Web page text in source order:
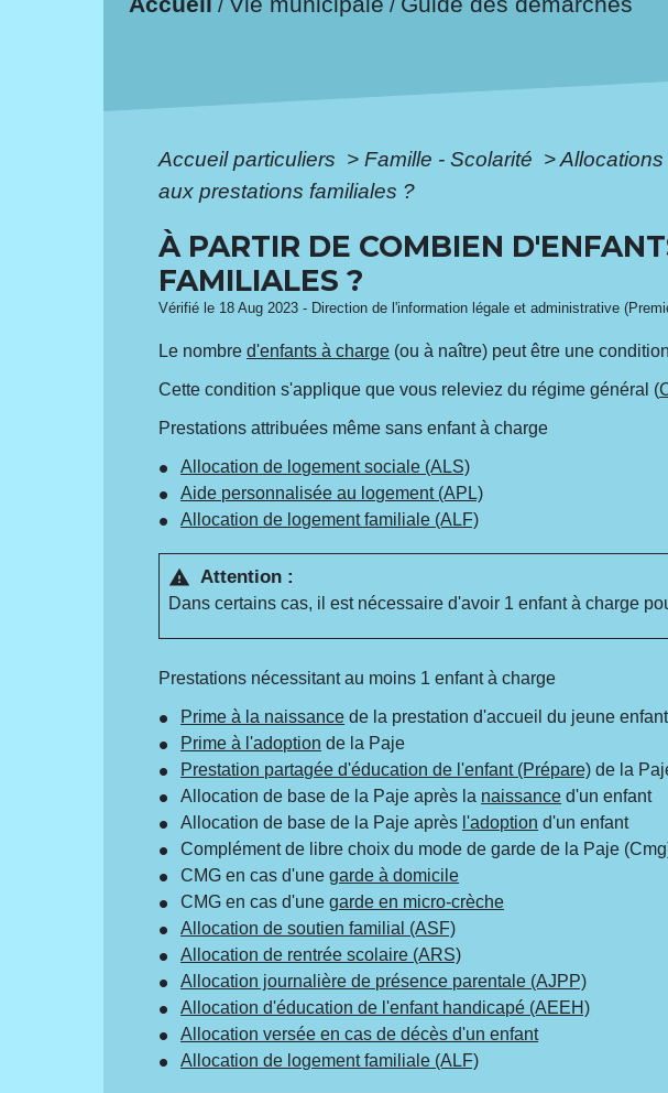
/ /
Accueil particuliers > Famille - Scolarité >
aux prestations familiales ?
À PARTIR DE COMBIEN
FAMILIALES ?
Vérifié le 18 Aug 2023 - Direction de l'information légale et administrative
Le nombred'enfants à charge (ou à naître) peut être une
Cette condition s'applique que vous releviez du régime général (
Prestations attribuées même sans enfant à charge
Allocation de logement sociale (ALS)
Aide personnalisée au logement (APL)
Allocation de logement familiale (ALF)
warning Attention :
Dans certains cas, il est nécessaire d'avoir 1 enfant à charge
Prestations nécessitant au moins 1 enfant à charge
Prime à la naissance de la prestation d'accueil du jeune
Prime à l'adoption de la Paje
Prestation partagée d'éducation de l'enfant (Prépare) de la
Allocation de base de la Paje après la naissance d'un enfant
Allocation de base de la Paje après l'adoption d'un enfant
Complément de libre choix du mode de garde de la Paje
CMG en cas d'unegarde à domicile
CMG en cas d'unegarde en micro-crèche
Allocation de soutien familial (ASF)
Allocation de rentrée scolaire (ARS)
Allocation journalière de présence parentale (AJPP)
Allocation d'éducation de l'enfant handicapé (AEEH)
Allocation versée en cas de décès d'un enfant
Allocation de logement familiale (ALF)